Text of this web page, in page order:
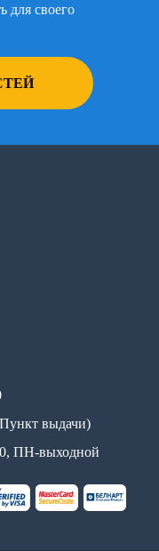
для своего
выдачи)
ПН-выходной